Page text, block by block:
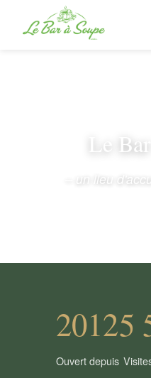
Le
– un lieu
2012
Ouvert depuis
5